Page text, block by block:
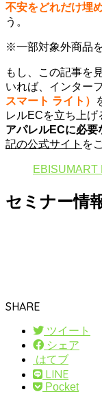
不安をどれだけ埋
う。
※一部対象外商品
もし、この記事を
いれば、インター
スマート ライト）
レルECを立ち上げ
アパレルECに必要
記の公式サイト を
EBISUMART
セミナー情
SHARE
ツイート
シェア
はてブ
LINE
Pocket